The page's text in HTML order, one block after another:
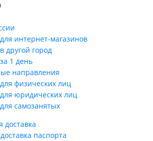
интернет-магазинов
другой город
1 день
направления
физических лиц
юридических лиц
самозанятых
доставка
паспорта